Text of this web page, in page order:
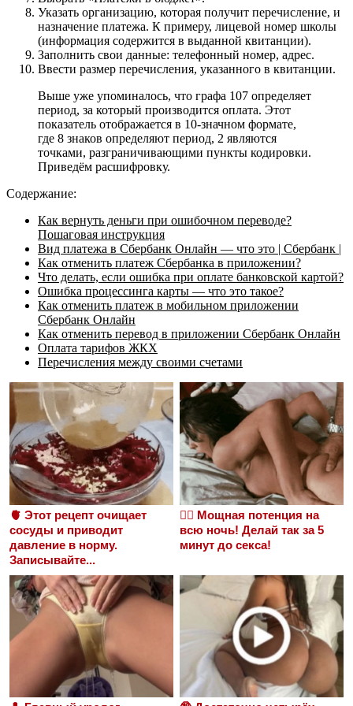
Указать организацию, которая получит перечисление, и
назначение платежа. К примеру, лицевой номер школы
(информация содержится в выданной квитанции).
Заполнить свои данные: телефонный номер, адрес.
Ввести размер перечисления, указанного в квитанции.
Выше уже упоминалось, что графа 107 определяет
период, за который производится оплата. Этот
показатель отображается в 10-значном формате,
где 8 знаков определяют период, 2 являются
точками, разграничивающими пункты кодировки.
Приведём расшифровку.
Содержание:
Как вернуть деньги при ошибочном переводе?
Пошаговая инструкция
Вид платежа в Сбербанк Онлайн — что это | Сбербанк |
Как отменить платеж Сбербанка в приложении?
Что делать, если ошибка при оплате банковской картой?
Ошибка процессинга карты — что это такое?
Как отменить платеж в мобильном приложении
Сбербанк Онлайн
Как отменить перевод в приложении Сбербанк Онлайн
Оплата тарифов ЖКХ
Перечисления между своими счетами
🫀 Этот рецепт очищает
сосуды и приводит
давление в норму.
Записывайте...
❤️‍🔥 Мощная потенция на
всю ночь! Делай так за 5
минут до секса!